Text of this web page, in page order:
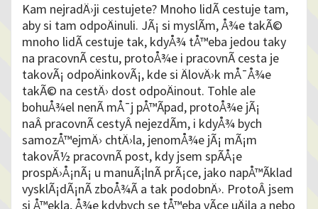
Kam nejradÄ›ji cestujete? Mnoho lidÃ­ cestuje tam,
aby si tam odpoÄinuli. JÃ¡ si myslÃ­m, Å¾e takÃ©
mnoho lidÃ­ cestuje tak, kdyÅ¾ tÅ™eba jedou taky
na pracovnÃ­ cestu, protoÅ¾e i pracovnÃ­ cesta je
takovÃ¡ odpoÄinkovÃ¡, kde si ÄlovÄ›k mÅ¯Å¾e
takÃ© na cestÄ› dost odpoÄinout. Tohle ale
bohuÅ¾el nenÃ­ mÅ¯j pÅ™Ã­pad, protoÅ¾e jÃ¡
naÂ pracovnÃ­ cestyÂ nejezdÃ­m, i kdyÅ¾ bych
samozÅ™ejmÄ› chtÄ›la, jenomÅ¾e jÃ¡ mÃ¡m
takovÃ½ pracovnÃ­ post, kdy jsem spÃ­Å¡e
prospÄ›Å¡nÃ¡ u manuÃ¡lnÃ­ prÃ¡ce, jako napÅ™Ã­klad
vysklÃ¡dÃ¡nÃ­ zboÅ¾Ã­ a tak podobnÄ›. ProtoÂ jsem
si Å™ekla, Å¾e kdybych se tÅ™eba vÃ­ce uÄila a nebo